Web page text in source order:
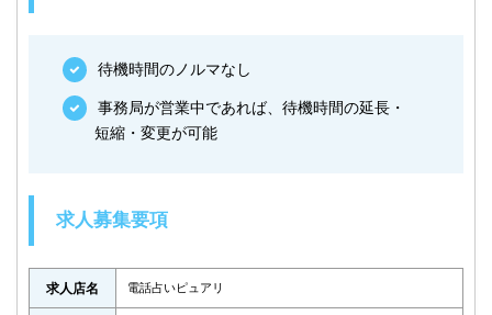
待機時間のノルマなし
事務局が営業中であれば、待機時間の延長・
短縮・変更が可能
求人募集要項
求人店名 電話占いピュアリ